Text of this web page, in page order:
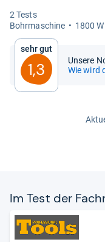
2 Tests
Bohr­ma­schine
1800 W
Sehr gut
1,3
Unsere
Wie wird
Im Test der